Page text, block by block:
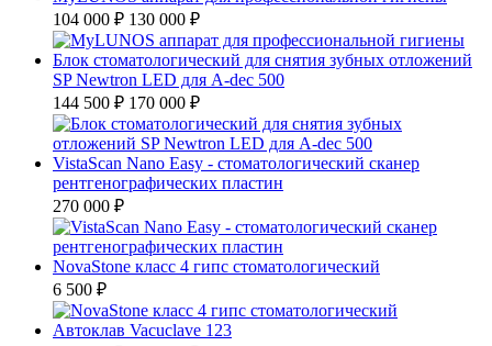
104 000 ₽ 130 000 ₽
Блок стоматологический для снятия зубных отложений
SP Newtron LED для A-dec 500
144 500 ₽ 170 000 ₽
VistaScan Nano Easy - стоматологический сканер
рентгенографических пластин
270 000 ₽
NovaStone класс 4 гипс стоматологический
6 500 ₽
Автоклав Vacuclave 123